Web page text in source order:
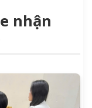
nhận